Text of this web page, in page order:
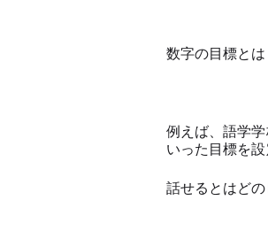
数字の目標と
例えば、語学
いった目標を
話せるとはどの